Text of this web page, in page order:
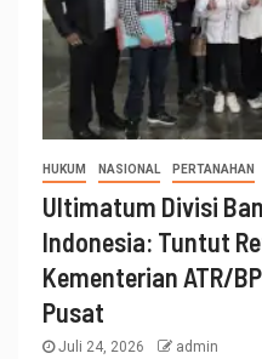
HUKUM NASIONAL PERTANAHAN
Ultimatum Divisi
Indonesia: Tuntut
Kementerian ATR/
Pusat
Juli 24, 2026 admin